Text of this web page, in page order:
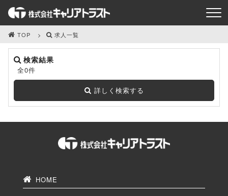
TOP 求人一覧
検索結果
全0件
詳しく検索する
HOME